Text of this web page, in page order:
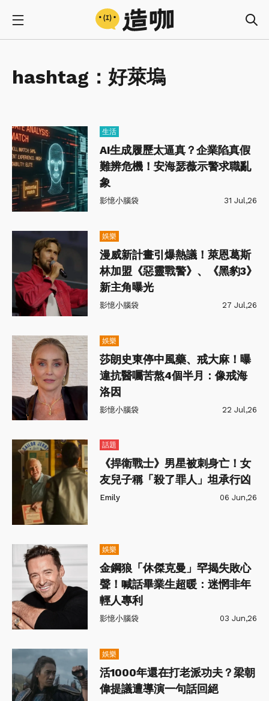
hashtag： 好萊塢
生活
AI生成履歷太逼真？企業陷真假
難辨危機！安海瑟薇示警求職亂
象
影憶小腦袋 31 Jul,26
娛樂
漫威新計畫引爆熱議！萊恩葛斯
林加盟《惡靈戰警》、《黑豹3》
新主角曝光
影憶小腦袋 27 Jul,26
娛樂
莎朗史東停中風藥、戒大麻！曝
違抗醫囑苦熬4個半月：像戒海
洛因
影憶小腦袋 22 Jul,26
話題
《捍衛戰士》男星被刺身亡！女
友兒子稱「殺了罪人」坦承行凶
Emily 06 Jun,26
娛樂
金鋼狼「休傑克曼」罕揭失敗心
聲！喊話畢業生超暖：迷惘非年
輕人專利
影憶小腦袋 03 Jun,26
娛樂
活1000年還在打老派功夫？梁朝
偉提議遭導演一句話回絕